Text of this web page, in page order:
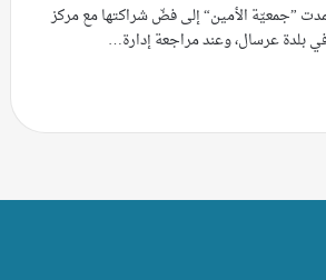
”جمعيّة الأمين“ إلى فضّ شراكتها مع مركز
في بلدة عرسال، وعند مراجعة إدارة…